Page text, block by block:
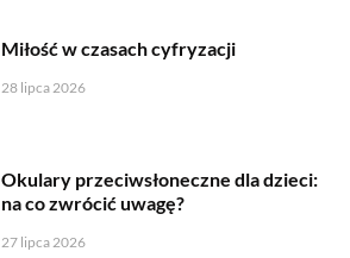
Miłość w czasach cyfryzacji
28 lipca 2026
Okulary przeciwsłoneczne dla dzieci:
na co zwrócić uwagę?
27 lipca 2026